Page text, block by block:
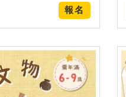
報名